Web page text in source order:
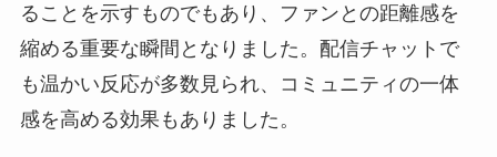
ることを示すものでもあり、ファンとの距離感を
縮める重要な瞬間となりました。配信チャットで
も温かい反応が多数見られ、コミュニティの一体
感を高める効果もありました。